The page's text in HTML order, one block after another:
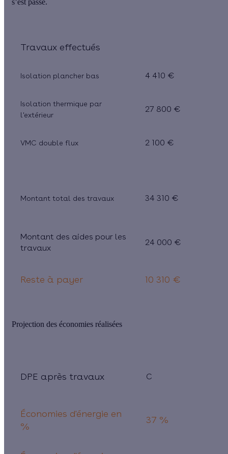
s’est passé.
Travaux effectués
Isolation plancher bas 4 410 €
Isolation thermique par
l'extérieur
27 800 €
VMC double flux 2 100 €
Montant total des travaux 34 310 €
Montant des aides pour les
travaux
24 000 €
Reste à payer 10 310 €
Projection des économies réalisées
DPE après travaux C
Économies d'énergie en
%
37 %